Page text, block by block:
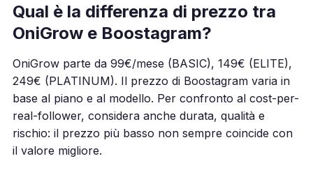
Qual è la differenza di prezzo tra
OniGrow e Boostagram?
OniGrow parte da 99€/mese (BASIC), 149€ (ELITE),
249€ (PLATINUM). Il prezzo di Boostagram varia in
base al piano e al modello. Per confronto al cost-per-
real-follower, considera anche durata, qualità e
rischio: il prezzo più basso non sempre coincide con
il valore migliore.